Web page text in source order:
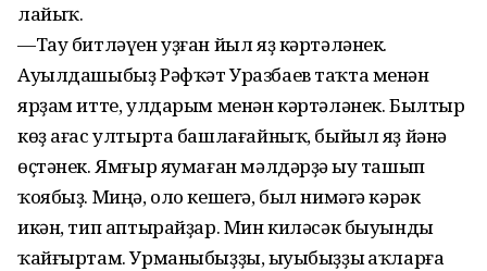
лайыҡ.
—Тау битләүен уҙған йыл яҙ кәртәләнек.
Ауылдашыбыҙ Рәфҡәт Уразбаев таҡта менән
ярҙам итте, улдарым менән кәртәләнек. Былтыр
көҙ ағас ултырта башлағайныҡ, быйыл яҙ йәнә
өҫтәнек. Ямғыр яумаған мәлдәрҙә һыу ташып
ҡоябыҙ. Миңә, оло кешегә, был нимәгә кәрәк
икән, тип аптырайҙар. Мин киләсәк быуынды
ҡайғыртам. Урманыбыҙҙы, һыуыбыҙҙы һаҡларға